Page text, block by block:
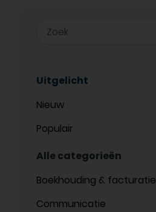
Uitgelicht
Nieuw
Populair
Alle categorieën
Boekhouding & facturatie
Communicatie